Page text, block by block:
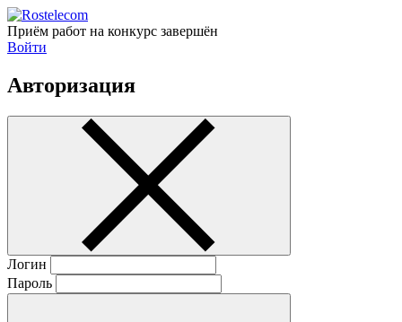
Приём работ на конкурс завершён
Войти
Авторизация
Логин
Пароль